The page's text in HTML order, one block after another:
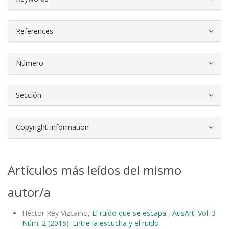
References
Número
Sección
Copyright Information
Artículos más leídos del mismo
autor/a
Héctor Rey Vizcaino, El ruido que se escapa , AusArt: Vol. 3
Núm. 2 (2015): Entre la escucha y el ruido